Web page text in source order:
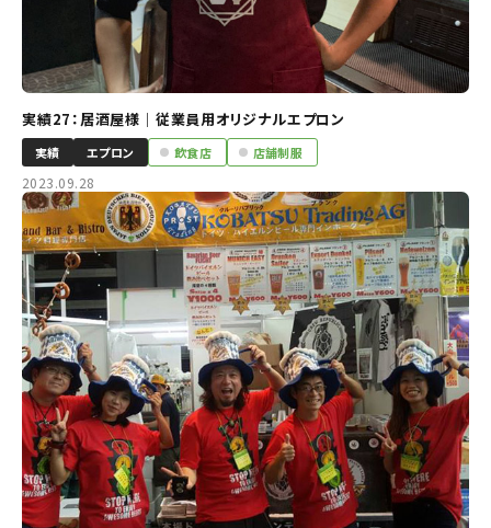
実績27：居酒屋様｜従業員用オリジナルエプロン
実績 エプロン 飲食店 店舗制服
2023.09.28